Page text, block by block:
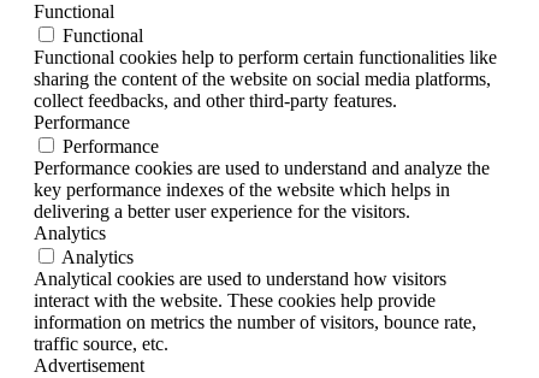
Functional
Functional
Functional cookies help to perform certain functionalities like
sharing the content of the website on social media platforms,
collect feedbacks, and other third-party features.
Performance
Performance
Performance cookies are used to understand and analyze the
key performance indexes of the website which helps in
delivering a better user experience for the visitors.
Analytics
Analytics
Analytical cookies are used to understand how visitors
interact with the website. These cookies help provide
information on metrics the number of visitors, bounce rate,
traffic source, etc.
Advertisement